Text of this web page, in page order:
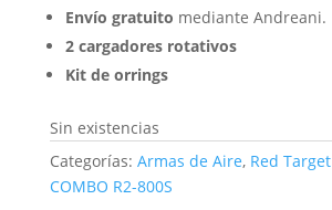
Envío gratuito mediante Andreani.
2 cargadores rotativos
Kit de orrings
Sin existencias
Categorías: Armas de Aire, Red Target
COMBO R2-800S